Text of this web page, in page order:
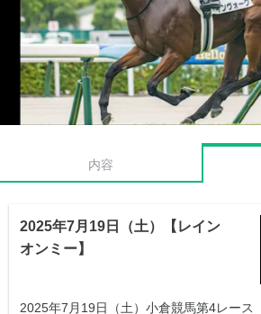
内容
2025年7月19日（土）【レイン
オンミー】
2025年7月19日（土）小倉競馬第4レース